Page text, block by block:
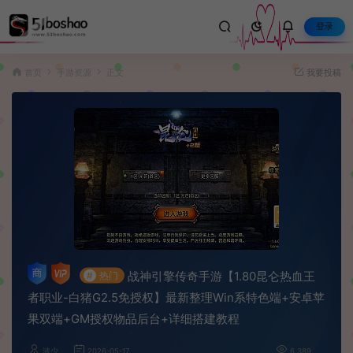
登录
手游资源 正文 我要投稿
# 热门
战神引擎传奇手游【1.80昆仑热血王
者职业-白猪G2.5免授权】最新整理Win系特色端+安卓苹
果双端+GM授权物品后台+详细搭建教程
波少 2026-05-17 6,389